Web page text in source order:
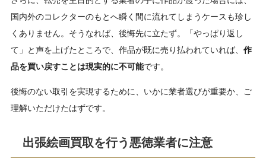
国内外のコレクターのもとへ瞬く間に流れてしまうケースも珍し
くありません。そうなれば、後悔先に立たず。「やっぱり返し
て」と声を上げたところで、作品が既に売り払われていれば、 作
品を買い戻すことは現実的に不可能です。
後悔のない取引を実現するために、いかに業者選びが重要か、ご
理解いただけたはずです。
出張絵画買取を行う悪徳業者に注意